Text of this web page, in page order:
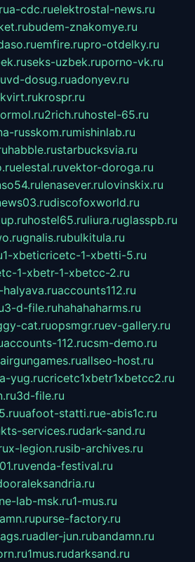
a-cdc.ruelektrostal-news.ru
budem-znakomye.ru
emfire.rupro-otdelky.ru
seks-uzbek.ruporno-vk.ru
vd-dosug.ruadonyev.ru
krospr.ru
2rich.ruhostel-65.ru
russkom.rumishinlab.ru
habble.rustarbucksvia.ru
elestal.ruvektor-doroga.ru
lenasever.rulovinskix.ru
discofoxworld.ru
hostel65.ruliura.ruglasspb.ru
gnalis.rubulkitula.ru
1-xbeticricetc-1-xbetti-5.ru
1-xbetr-1-xbetcc-2.ru
accounts112.ru
3-d-file.ruhahahaharms.ru
cat.ruopsmgr.ruev-gallery.ru
accounts-112.rucsm-demo.ru
airgungames.ruallseo-host.ru
yug.rucricetc1xbetr1xbetcc2.ru
3d-file.ru
uafoot-statti.rue-abis1c.ru
kts-services.rudark-sand.ru
x-legion.rusib-archives.ru
venda-festival.ru
lab-msk.ru1-mus.ru
purse-factory.ru
adler-jun.rubandamn.ru
1mus.rudarksand.ru